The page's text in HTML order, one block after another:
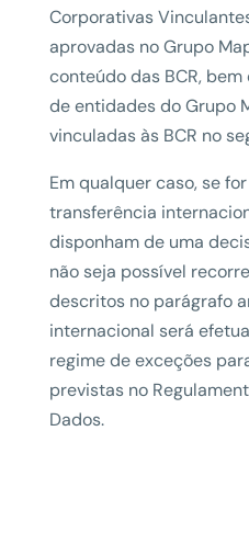
Corporativas
aprovadas no Grupo
conteúdo das BCR,
de entidades do Grupo
vinculadas às BCR no
Em qualquer caso, se
transferência
disponham de uma
não seja possível
descritos no parágrafo
internacional será
regime de exceções
previstas no
Dados.